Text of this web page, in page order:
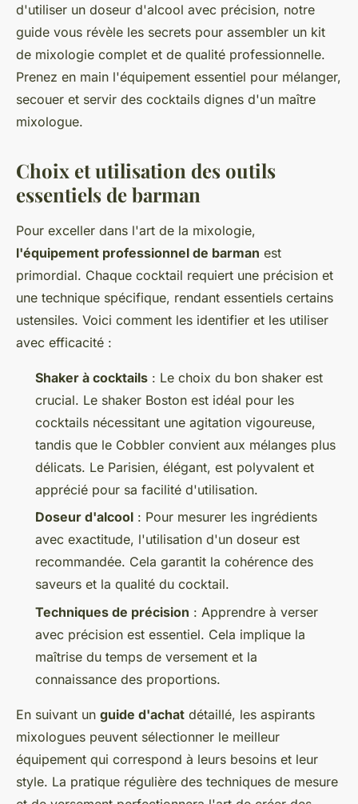
d'utiliser un doseur d'alcool avec précision, notre
guide vous révèle les secrets pour assembler un kit
de mixologie complet et de qualité professionnelle.
Prenez en main l'équipement essentiel pour mélanger,
secouer et servir des cocktails dignes d'un maître
mixologue.
Choix et utilisation des outils
essentiels de barman
Pour exceller dans l'art de la mixologie,
l'équipement professionnel de barman est
primordial. Chaque cocktail requiert une précision et
une technique spécifique, rendant essentiels certains
ustensiles. Voici comment les identifier et les utiliser
avec efficacité :
Shaker à cocktails : Le choix du bon shaker est
crucial. Le shaker Boston est idéal pour les
cocktails nécessitant une agitation vigoureuse,
tandis que le Cobbler convient aux mélanges plus
délicats. Le Parisien, élégant, est polyvalent et
apprécié pour sa facilité d'utilisation.
Doseur d'alcool : Pour mesurer les ingrédients
avec exactitude, l'utilisation d'un doseur est
recommandée. Cela garantit la cohérence des
saveurs et la qualité du cocktail.
Techniques de précision : Apprendre à verser
avec précision est essentiel. Cela implique la
maîtrise du temps de versement et la
connaissance des proportions.
En suivant un guide d'achat détaillé, les aspirants
mixologues peuvent sélectionner le meilleur
équipement qui correspond à leurs besoins et leur
style. La pratique régulière des techniques de mesure